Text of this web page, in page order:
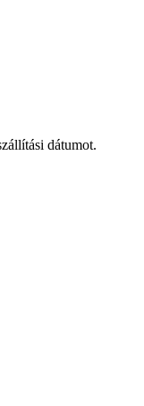
dátumot.